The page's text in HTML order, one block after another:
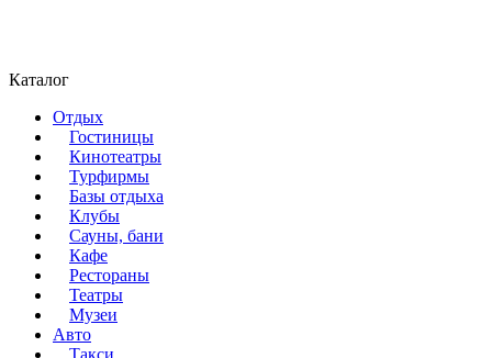
Каталог
Отдых
Гостиницы
Кинотеатры
Турфирмы
Базы отдыха
Клубы
Сауны, бани
Кафе
Рестораны
Театры
Музеи
Авто